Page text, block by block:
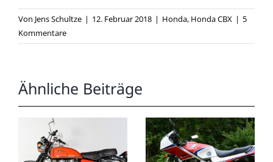
Von Jens Schultze | 12. Februar 2018 | Honda, Honda CBX | 5
Kommentare
Ähnliche Beiträge